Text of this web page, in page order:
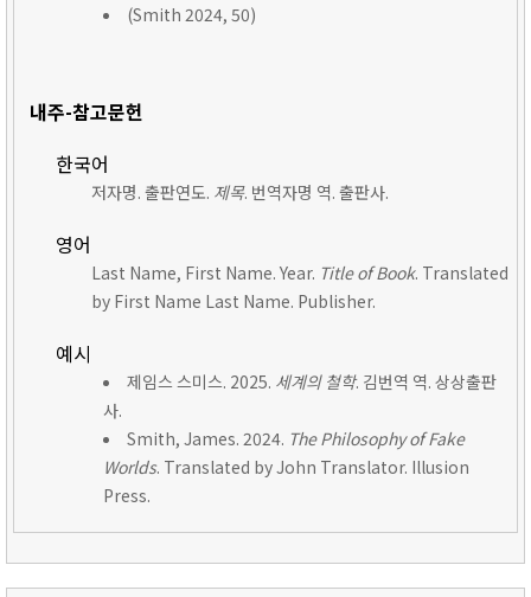
(Smith 2024, 50)
내주-참고문헌
한국어
저자명. 출판연도. 제목. 번역자명 역. 출판사.
영어
Last Name, First Name. Year. Title of Book. Translated
by First Name Last Name. Publisher.
예시
제임스 스미스. 2025. 세계의 철학. 김번역 역. 상상출판
사.
Smith, James. 2024. The Philosophy of Fake
Worlds. Translated by John Translator. Illusion
Press.